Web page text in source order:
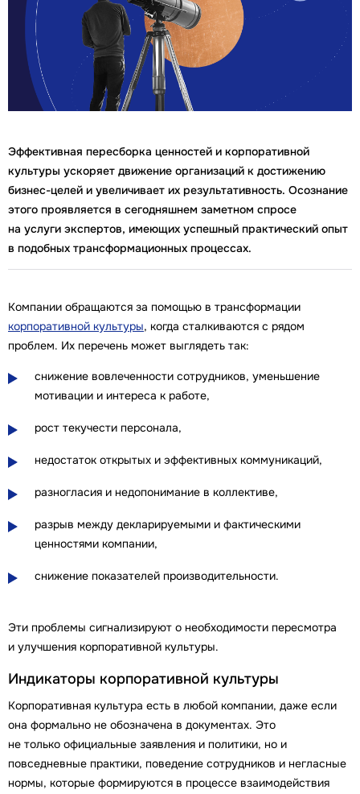
Эффективная пересборка ценностей и корпоративной
культуры ускоряет движение организаций к достижению
бизнес-целей и увеличивает их результативность. Осознание
этого проявляется в сегодняшнем заметном спросе
на услуги экспертов, имеющих успешный практический опыт
в подобных трансформационных процессах.
Компании обращаются за помощью в трансформации
корпоративной культуры, когда сталкиваются с рядом
проблем. Их перечень может выглядеть так:
снижение вовлеченности сотрудников, уменьшение
мотивации и интереса к работе,
рост текучести персонала,
недостаток открытых и эффективных коммуникаций,
разногласия и недопонимание в коллективе,
разрыв между декларируемыми и фактическими
ценностями компании,
снижение показателей производительности.
Эти проблемы сигнализируют о необходимости пересмотра
и улучшения корпоративной культуры.
Индикаторы корпоративной культуры
Корпоративная культура есть в любой компании, даже если
она формально не обозначена в документах. Это
не только официальные заявления и политики, но и
повседневные практики, поведение сотрудников и негласные
нормы, которые формируются в процессе взаимодействия